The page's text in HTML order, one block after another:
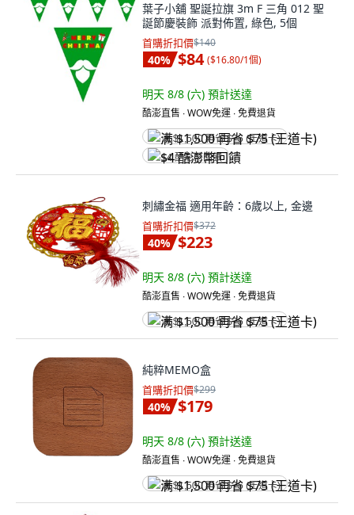
葉子小舖 聖誕拉旗 3m F 三角 012 聖
誕節慶裝飾 派對佈置, 綠色, 5個
首購折扣價$140
40% $84 ($16.80/1個)
明天 8/8 (六) 預計送達
酷澎直售 ∙ WOW免運 ∙ 免費退貨
满 $1,500 再省 $75 (王道卡)
$4 酷澎幣回饋
刺繡金福 適用年齡：6歲以上, 金邊
首購折扣價$372
40% $223
明天 8/8 (六) 預計送達
酷澎直售 ∙ WOW免運 ∙ 免費退貨
满 $1,500 再省 $75 (王道卡)
純粹MEMO盒
首購折扣價$299
40% $179
明天 8/8 (六) 預計送達
酷澎直售 ∙ WOW免運 ∙ 免費退貨
满 $1,500 再省 $75 (王道卡)